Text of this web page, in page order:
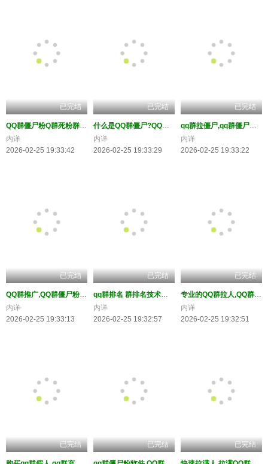
已完结
内详
2026-02-25 19:33:42
已完结
什么是QQ群僵尸?QQ群拉僵尸,QQ群拉死人,QQ群拉假人
内详
2026-02-25 19:33:29
已完结
qq群拉僵尸,qq群僵尸人,”qq群僵尸”,”qq群拉僵尸粉网
内详
2026-02-25 19:33:22
已完结
QQ群推广,QQ群僵尸粉,QQ群营销,QQ群拉人,QQ群排名-QQ群
内详
2026-02-25 19:33:13
已完结
qq群排名 群排名技术优化 q群拉人 拉僵尸，稳定在线
内详
2026-02-25 19:32:57
已完结
专业的QQ群拉人,QQ群拉假人,QQ群排名,QQ群批量拉人qq群
内详
2026-02-25 19:32:51
已完结 已完结 已完结